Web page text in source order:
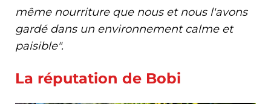
même nourriture que nous et nous l'avons
gardé dans un environnement calme et
paisible".
La réputation de Bobi